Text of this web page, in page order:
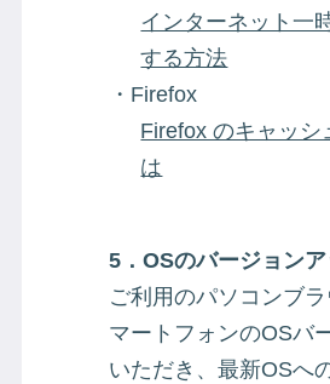
インターネット一
する方法​
・Firefox
Firefox のキャッシ
は​
5．OSのバージョン
ご利用のパソコンブ
マートフォンのOSバ
いただき、最新OSへ